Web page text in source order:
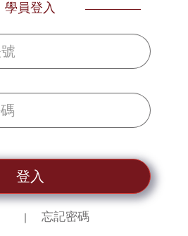
學員登入
登入
忘記密碼